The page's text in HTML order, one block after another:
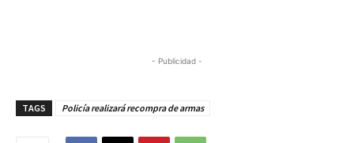
- Publicidad -
TAGS Policía realizará recompra de armas